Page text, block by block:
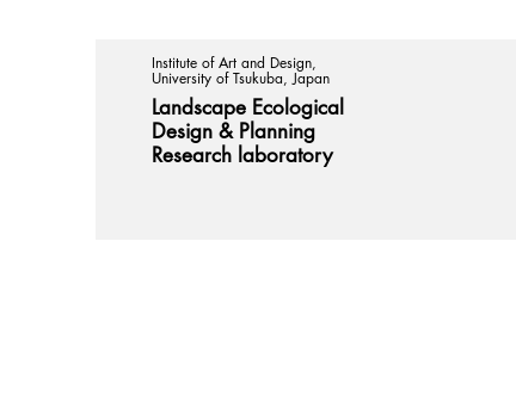
Institute of Art and Design,
University of Tsukuba, Japan
Landscape Ecological
Design & Planning
Research laboratory